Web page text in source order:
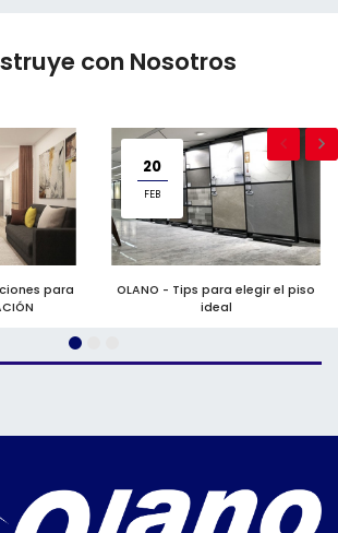
con Nosotros
para
20
FEB
OLANO - Tips para elegir el piso
ideal